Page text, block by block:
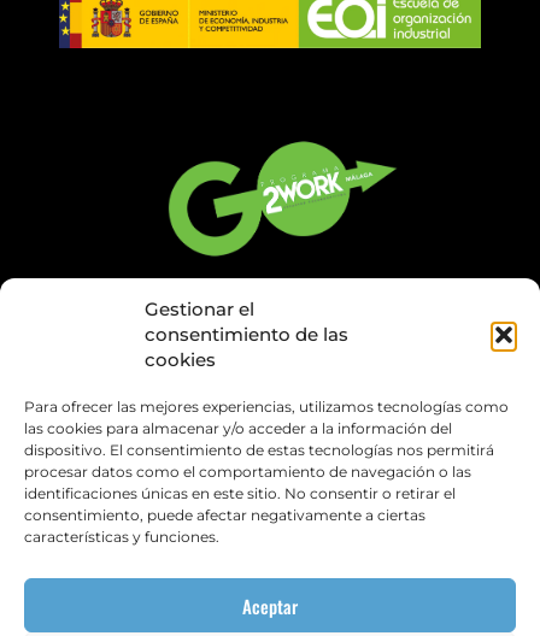
Gestionar el
consentimiento de las
cookies
Para ofrecer las mejores experiencias, utilizamos tecnologías como
las cookies para almacenar y/o acceder a la información del
dispositivo. El consentimiento de estas tecnologías nos permitirá
procesar datos como el comportamiento de navegación o las
identificaciones únicas en este sitio. No consentir o retirar el
consentimiento, puede afectar negativamente a ciertas
características y funciones.
Aceptar